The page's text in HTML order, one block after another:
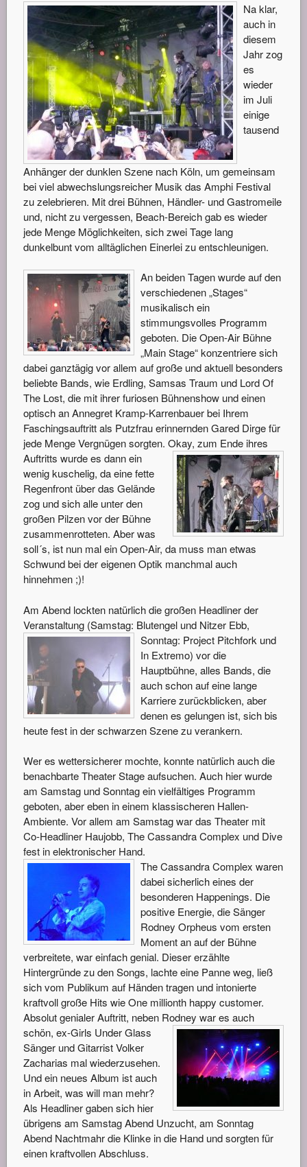
Na klar,
auch in
diesem
Jahr zog
es
wieder
im Juli
einige
tausend
Anhänger der dunklen Szene nach Köln, um gemeinsam
bei viel abwechslungsreicher Musik das Amphi Festival
zu zelebrieren. Mit drei Bühnen, Händler- und Gastromeile
und, nicht zu vergessen, Beach-Bereich gab es wieder
jede Menge Möglichkeiten, sich zwei Tage lang
dunkelbunt vom alltäglichen Einerlei zu entschleunigen.
An beiden Tagen wurde auf den
verschiedenen „Stages“
musikalisch ein
stimmungsvolles Programm
geboten. Die Open-Air Bühne
„Main Stage“ konzentriere sich
dabei ganztägig vor allem auf große und aktuell besonders
beliebte Bands, wie Erdling, Samsas Traum und Lord Of
The Lost, die mit ihrer furiosen Bühnenshow und einen
optisch an Annegret Kramp-Karrenbauer bei Ihrem
Faschingsauftritt als Putzfrau erinnernden Gared Dirge für
jede Menge Vergnügen sorgten. Okay, zum Ende ihres
Auftritts wurde es dann ein
wenig kuschelig, da eine fette
Regenfront über das Gelände
zog und sich alle unter den
großen Pilzen vor der Bühne
zusammenrotteten. Aber was
soll´s, ist nun mal ein Open-Air, da muss man etwas
Schwund bei der eigenen Optik manchmal auch
hinnehmen ;)!
Am Abend lockten natürlich die großen Headliner der
Veranstaltung (Samstag: Blutengel und Nitzer Ebb,
Sonntag: Project Pitchfork und
In Extremo) vor die
Hauptbühne, alles Bands, die
auch schon auf eine lange
Karriere zurückblicken, aber
denen es gelungen ist, sich bis
heute fest in der schwarzen Szene zu verankern.
Wer es wettersicherer mochte, konnte natürlich auch die
benachbarte Theater Stage aufsuchen. Auch hier wurde
am Samstag und Sonntag ein vielfältiges Programm
geboten, aber eben in einem klassischeren Hallen-
Ambiente. Vor allem am Samstag war das Theater mit
Co-Headliner Haujobb, The Cassandra Complex und Dive
fest in elektronischer Hand.
The Cassandra Complex waren
dabei sicherlich eines der
besonderen Happenings. Die
positive Energie, die Sänger
Rodney Orpheus vom ersten
Moment an auf der Bühne
verbreitete, war einfach genial. Dieser erzählte
Hintergründe zu den Songs, lachte eine Panne weg, ließ
sich vom Publikum auf Händen tragen und intonierte
kraftvoll große Hits wie One millionth happy customer.
Absolut genialer Auftritt, neben Rodney war es auch
schön, ex-Girls Under Glass
Sänger und Gitarrist Volker
Zacharias mal wiederzusehen.
Und ein neues Album ist auch
in Arbeit, was will man mehr?
Als Headliner gaben sich hier
übrigens am Samstag Abend Unzucht, am Sonntag
Abend Nachtmahr die Klinke in die Hand und sorgten für
einen kraftvollen Abschluss.